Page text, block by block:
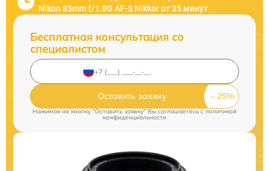
Nikon 85mm f/1.8G AF-S Nikkor от 35 минут
Бесплатная консультация со
специалистом
Оставить заявку
Нажимая на кнопку "Оставить заявку" Вы соглашаетесь cполитикой
конфиденциальности